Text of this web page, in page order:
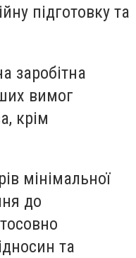
підготовку та
заробітна
вимог
крім
мінімальної
до
та